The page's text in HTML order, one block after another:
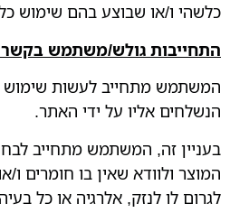
כלשהי ו/או שבוצע בהם שימוש
התחייבות גולש/משתמש
המשתמש מתחייב לעשות שימוש
הנשלחים אליו על ידי האתר.
בעניין זה, המשתמש מתחייב
המוצר ולוודא שאין בו חומרים
לגרום לו לנזק, אלרגיה או כל